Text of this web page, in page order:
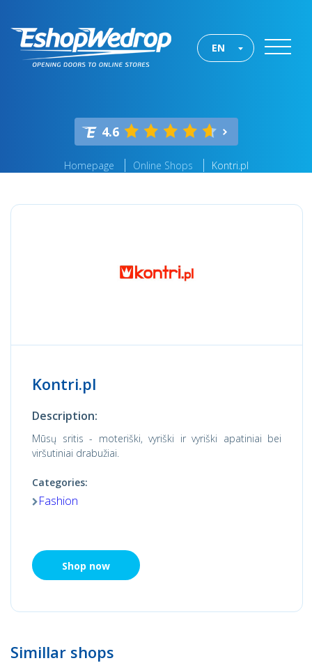
EN
4.6
Homepage Online Shops Kontri.pl
Kontri.pl
Description:
Mūsų sritis - moteriški, vyriški ir vyriški apatiniai bei
viršutiniai drabužiai.
Categories:
Fashion
Shop now
Simillar shops